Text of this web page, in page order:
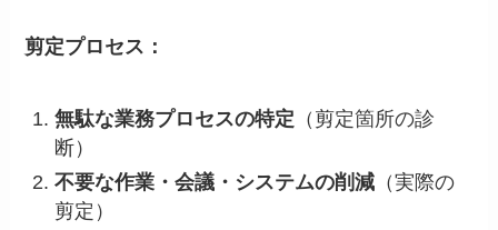
剪定プロセス：
無駄な業務プロセスの特定 （剪定箇所の診
断）
不要な作業・会議・システムの削減 （実際の
剪定）